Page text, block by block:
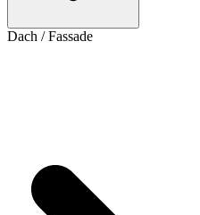
Dach / Fassade